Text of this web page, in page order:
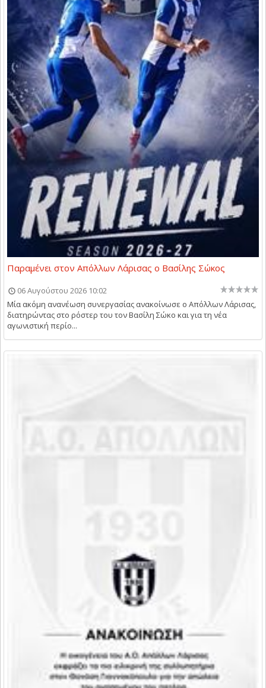
Παραμένει στον Απόλλων Λάρισας ο Βασίλης Σώκος
06 Αυγούστου 2026 10:02
Μία ακόμη ανανέωση συνεργασίας ανακοίνωσε ο Απόλλων Λάρισας,
διατηρώντας στο ρόστερ του τον Βασίλη Σώκο και για τη νέα
αγωνιστική περίο...